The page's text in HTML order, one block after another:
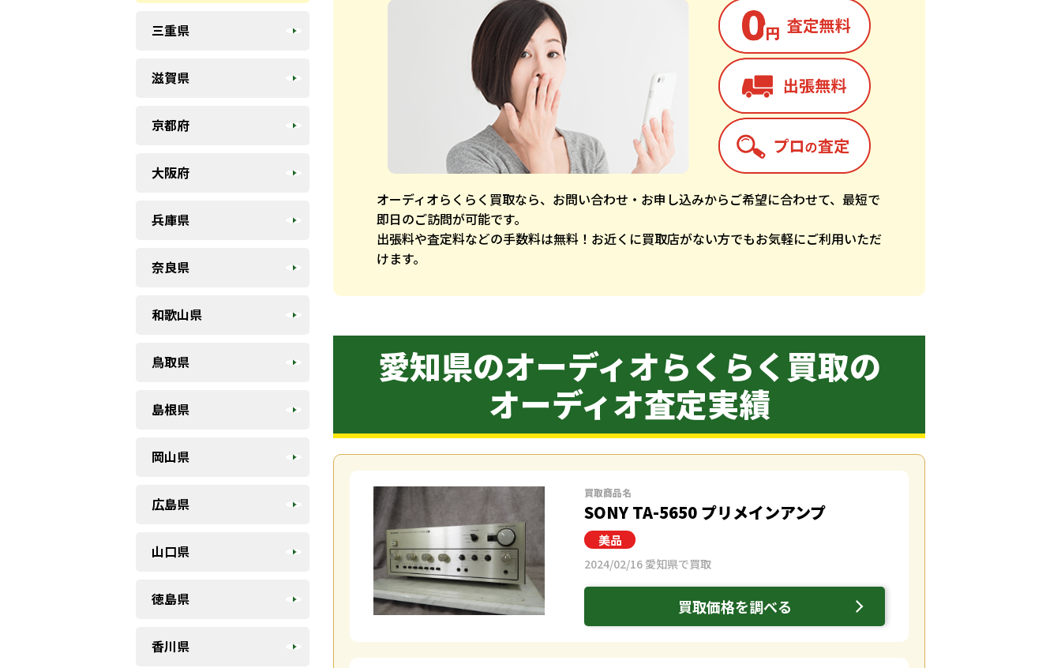
オーディオらくらく買取なら、お問い合わせ・お申し込みからご希望に合わせて、最短で
即日のご訪問が可能です。
出張料や査定料などの手数料は無料！お近くに買取店がない方でもお気軽にご利用いただ
けます。
愛知県のオーディオらくらく買取の
オーディオ査定実績
買取商品名
SONY TA-5650 プリメインアンプ
2024/02/16 愛知県で買取
買取価格を調べる
三重県
滋賀県
京都府
大阪府
兵庫県
奈良県
和歌山県
鳥取県
島根県
岡山県
広島県
山口県
徳島県
香川県